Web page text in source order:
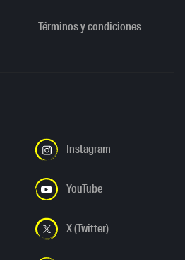
Términos y condiciones
Instagram
YouTube
X (Twitter)